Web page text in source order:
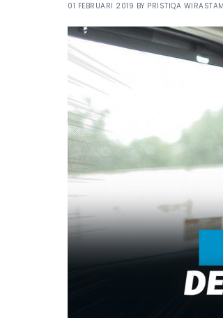
01 FEBRUARI 2019 BY PRISTIQA